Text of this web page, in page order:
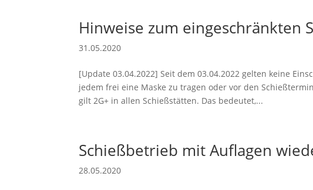
Hinweise zum eingeschränkten
31.05.2020
[Update 03.04.2022] Seit dem 03.04.2022 gelten keine
jedem frei eine Maske zu tragen oder vor den
gilt 2G+ in allen Schießstätten. Das bedeutet,...
Schießbetrieb mit Auflagen
28.05.2020